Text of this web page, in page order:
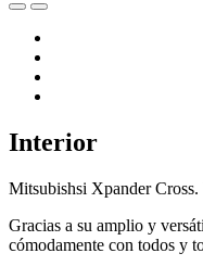
Interior
Mitsubishsi Xpander Cross.
Gracias a su amplio y
cómodamente con todos y